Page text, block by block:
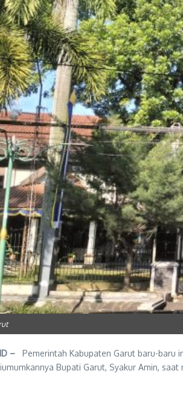
–
Pemerintah Kabupaten Garut baru-baru
Bupati Garut, Syakur Amin,